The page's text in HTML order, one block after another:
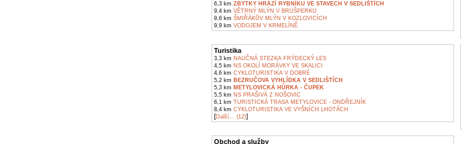
6,3 km ZBYTKY HRÁZÍ RYBNÍKU VE STAVECH V SEDLIŠTÍCH
9,4 km VĚTRNÝ MLÝN V BRUŠPERKU
9,6 km ŠMIŘÁKŮV MLÝN V KOZLOVICÍCH
9,9 km VODOJEM V KRMELÍNĚ
Turistika
3,3 km NAUČNÁ STEZKA FRÝDECKÝ LES
4,5 km NS OKOLÍ MORÁVKY VE SKALICI
4,6 km CYKLOTURISTIKA V DOBRÉ
5,2 km BEZRUČOVA VYHLÍDKA V SEDLIŠTÍCH
5,3 km METYLOVICKÁ HŮRKA - ČUPEK
5,5 km NS PRAŠIVÁ Z NOŠOVIC
6,1 km TURISTICKÁ TRASA METYLOVICE - ONDŘEJNÍK
8,4 km CYKLOTURISTIKA VE VYŠNÍCH LHOTÁCH
[Další... (12)]
Obchod a služby